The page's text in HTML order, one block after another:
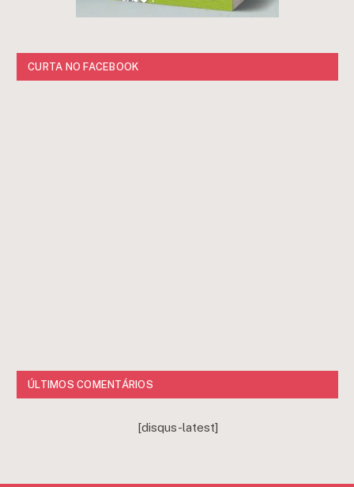
CURTA NO FACEBOOK
ÚLTIMOS COMENTÁRIOS
[disqus-latest]